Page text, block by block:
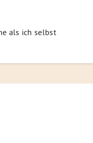
als ich selbst